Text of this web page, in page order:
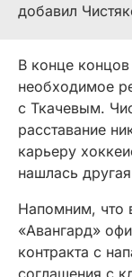
добавил
В конце
необходимое
с Ткачевым.
расставание
карьеру
нашлась
Напомним, что
«Авангард»
контракта с
соглашения с